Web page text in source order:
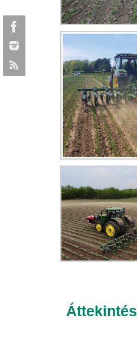
Áttekintés